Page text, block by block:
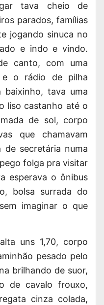
tava cheio de
parados, famílias
jogando sinuca no
e indo e vindo.
canto, com uma
o rádio de pilha
baixinho, tava uma
liso castanho até o
de sol, corpo
que chamavam
de secretária numa
folga pra visitar
esperava o ônibus
bolsa surrada do
imaginar o que
uns 1,70, corpo
pesado pelo
brilhando de suor,
de cavalo frouxo,
cinza colada,